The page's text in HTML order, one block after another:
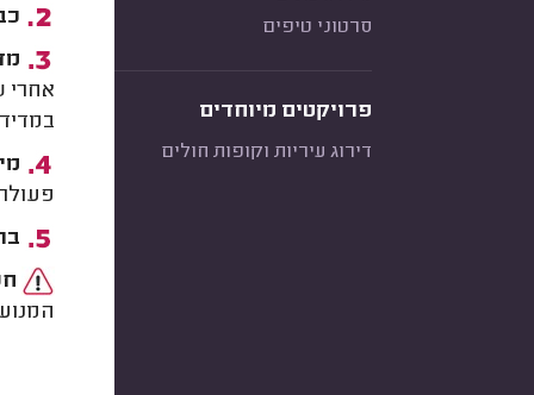
סרטוני טיפים
פרויקטים מיוחדים
דירוג עיריות וקופות חולים
אחרי